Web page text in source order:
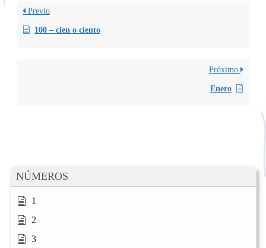
NÚMEROS
1
2
3
Previo
100 – cien o ciento
Próximo
Enero